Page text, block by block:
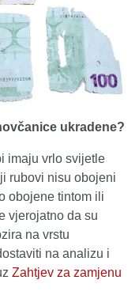
ukradene?
imaju vrlo svijetle
rubovi nisu obojeni
obojene tintom ili
vjerojatno da su
na vrstu
na analizu i
Zahtjev za zamjenu